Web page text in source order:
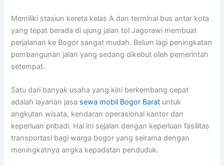
Memiliki stasiun kereta kelas A dan terminal bus antar kota
yang tepat berada di ujung jalan tol Jagorawi membuat
perjalanan ke Bogor sangat mudah. Belum lagi peningkatan
pembangunan jalan yang sedang dikebut oleh pemerintah
setempat.
Satu dari banyak usaha yang kini berkembang cepat
adalah layanan jasa sewa mobil Bogor Barat untuk
angkutan wisata, kendaran operasional kantor dan
keperluan pribadi. Hal ini sejalan dengan keperluan fasilitas
transportasi bagi warga bogor yang seirama dengan
meningkatnya angka kepadatan penduduk.